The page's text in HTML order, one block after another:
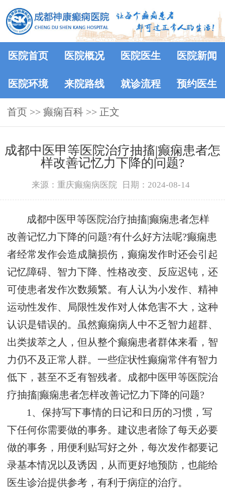
医院首页 医院概况 医院医生 医院新闻
医院环境 来院路线 就诊流程 预约医生
首页 >> 癫痫百科 >> 正文
成都中医甲等医院治疗抽搐|癫痫患者怎
样改善记忆力下降的问题?
来源：重庆癫痫病医院 日期：2024-08-14
成都中医甲等医院治疗抽搐|癫痫患者怎样
改善记忆力下降的问题?有什么好方法呢?癫痫患
者经常发作会造成脑损伤，癫痫发作时还会引起
记忆障碍、智力下降、性格改变、反应迟钝，还
可使患者发作次数频繁。有人认为小发作、精神
运动性发作、局限性发作对人体危害不大，这种
认识是错误的。虽然癫痫病人中不乏智力超群、
出类拔萃之人，但从整个癫痫患者群体来看，智
力仍不及正常人群。一些症状性癫痫常伴有智力
低下，甚至不乏有智残者。成都中医甲等医院治
疗抽搐|癫痫患者怎样改善记忆力下降的问题?
1、保持写下事情的日记和日历的习惯，写
下任何你需要做的事务。建议患者除了每天必要
做的事务，用便利贴写好之外，每次发作都要记
录基本情况以及诱因，从而更好地预防，也能给
医生诊治提供参考，有利于病症的治疗。